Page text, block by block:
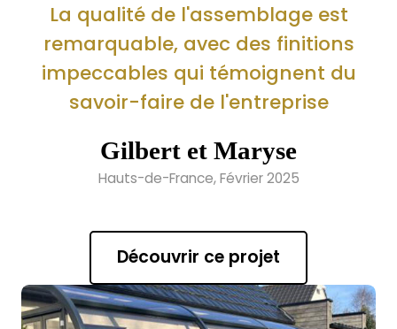
La qualité de l'assemblage est
remarquable, avec des finitions
impeccables qui témoignent du
savoir-faire de l'entreprise
Gilbert et Maryse
Hauts-de-France, Février 2025
Découvrir ce projet